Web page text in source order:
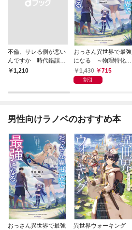
不倫、サレる側が悪い
んですか 時代錯誤な
クズ夫は捨てさせてい
￥1,210
おっさん異世界で最強
になる ～物理特化の
覚醒者～
1,430 715
割引
男性向けラノベのおすすめ本
おっさん異世界で最強
異世界ウォーキング